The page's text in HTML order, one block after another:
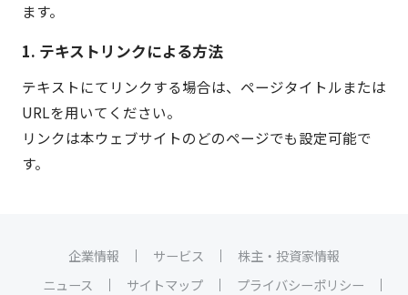
ます。
1. テキストリンクによる方法
テキストにてリンクする場合は、ページタイトルまたは
URLを用いてください。
リンクは本ウェブサイトのどのページでも設定可能で
す。
企業情報 サービス
株主・投資家情報
ニュース
サイトマップ
プライバシーポリシー